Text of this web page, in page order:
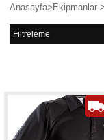
Anasayfa> Ekipmanlar>
Filtreleme